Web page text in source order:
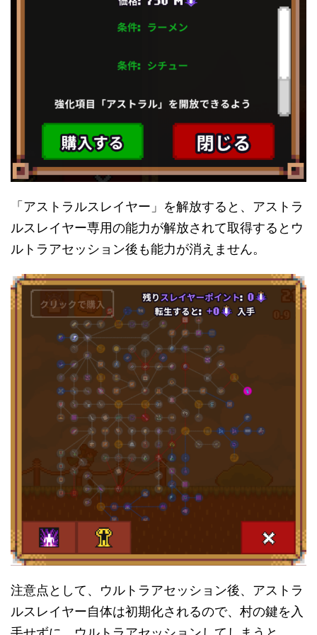
「アストラルスレイヤー」を解放すると、アストラ
ルスレイヤー専用の能力が解放されて取得するとウ
ルトラアセッション後も能力が消えません。
注意点として、ウルトラアセッション後、アストラ
ルスレイヤー自体は初期化されるので、村の鍵を入